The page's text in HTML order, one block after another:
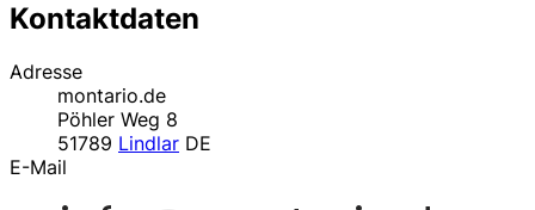
Kontaktdaten
Adresse
montario.de
Pöhler Weg 8
51789 Lindlar DE
E-Mail